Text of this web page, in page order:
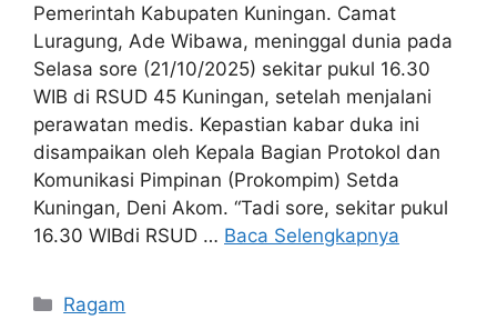
Pemerintah Kabupaten Kuningan. Camat
Luragung, Ade Wibawa, meninggal dunia pada
Selasa sore (21/10/2025) sekitar pukul 16.30
WIB di RSUD 45 Kuningan, setelah menjalani
perawatan medis.‎ Kepastian kabar duka ini
disampaikan oleh Kepala Bagian Protokol dan
Komunikasi Pimpinan (Prokompim) Setda
Kuningan, Deni Akom. “Tadi sore, sekitar pukul
16.30 WIBdi RSUD … Baca Selengkapnya
Kategori
Ragam